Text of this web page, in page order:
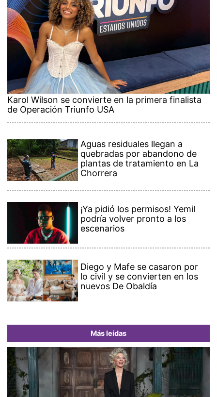
Karol Wilson se convierte en la primera finalista
de Operación Triunfo USA
Aguas residuales llegan a
quebradas por abandono de
plantas de tratamiento en La
Chorrera
¡Ya pidió los permisos! Yemil
podría volver pronto a los
escenarios
Diego y Mafe se casaron por
lo civil y se convierten en los
nuevos De Obaldía
Más leídas